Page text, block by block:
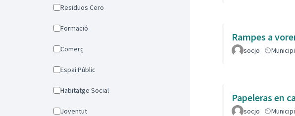
Residuos Cero
Formació
Comerç
Espai Públic
Habitatge Social
Joventut
Rampes a
socjo Municipi
Papeleras en
socjo Municipi